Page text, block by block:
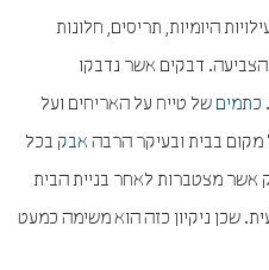
היומיות, תריסים, חלונות
דבקים אשר נדבקו
כתמים של טייח על האריחים ועל
מקום בבית ובעיקר הרבה אבק בכל
אשר מצטברות לאחר בניית הבית
שכן ניקיון כזה הוא משימה כמעט